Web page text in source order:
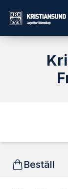
Beställ